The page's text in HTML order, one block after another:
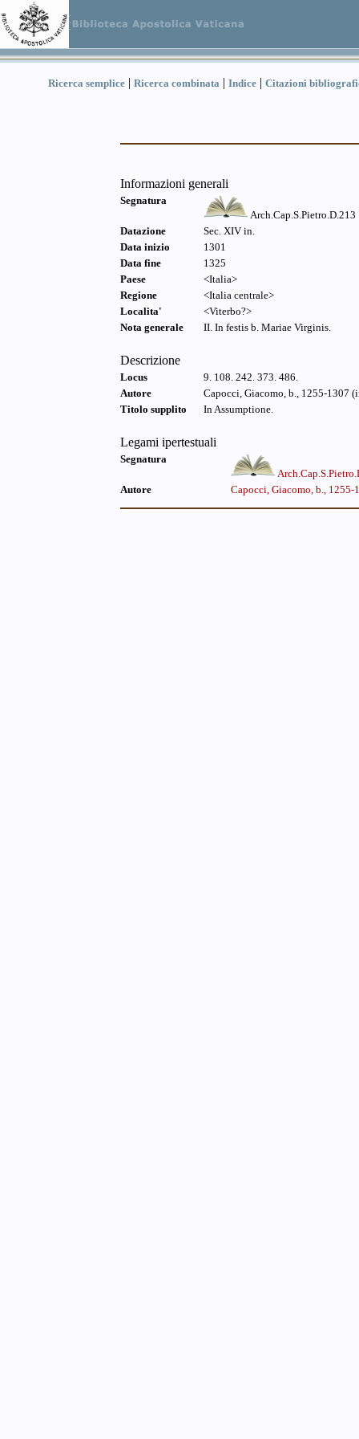
Ricerca semplice | Ricerca combinata | Indice | Citazioni
Informazioni generali
Segnatura
Arch.Cap.S.Pietro.D.213
Datazione
Sec. XIV in.
Data inizio
1301
Data fine
1325
Paese
<Italia>
Regione
<Italia centrale>
Localita'
<Viterbo?>
Nota generale
II. In festis b. Mariae Virginis.
Descrizione
Locus
9. 108. 242. 373. 486.
Autore
Capocci, Giacomo, b., 1255-1307
Titolo supplito
In Assumptione.
Legami ipertestuali
Segnatura
Autore
Capocci, Giacomo, b., 1255-